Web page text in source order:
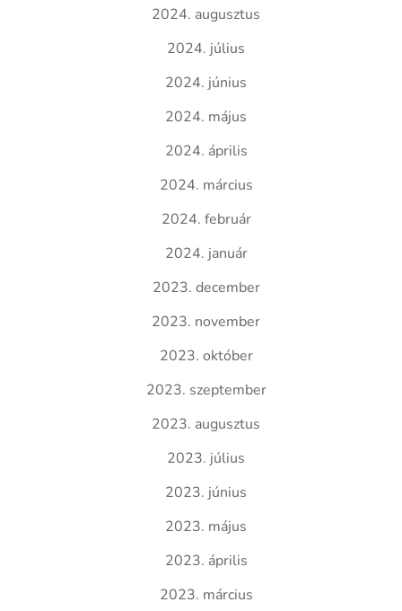
2024. augusztus
2024. július
2024. június
2024. május
2024. április
2024. március
2024. február
2024. január
2023. december
2023. november
2023. október
2023. szeptember
2023. augusztus
2023. július
2023. június
2023. május
2023. április
2023. március